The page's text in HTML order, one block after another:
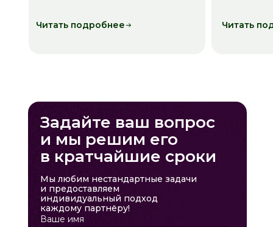
Читать подробнее Читать
Задайте ваш вопрос
и мы решим его
в кратчайшие сроки
Мы любим нестандартные задачи
и предоставляем
индивидуальный подход
каждому партнёру!
Ваше имя